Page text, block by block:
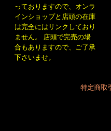
っておりますので、オンラ
インショップと店頭の在庫
は完全にはリンクしており
ません。 店頭で完売の場
合もありますので、ご了承
下さいませ。
特定商取